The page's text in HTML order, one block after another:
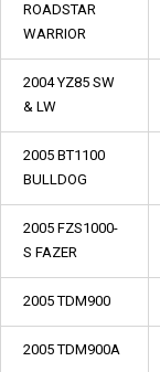
ROADSTAR
WARRIOR
2004 YZ85 SW
& LW
2005 BT1100
BULLDOG
2005 FZS1000-
S FAZER
2005 TDM900
2005 TDM900A